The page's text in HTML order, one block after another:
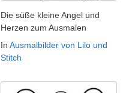
Die süße kleine Angel und
Herzen zum Ausmalen
In Ausmalbilder von Lilo und
Stitch